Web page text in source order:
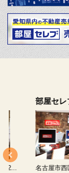
部屋セレブ上
名古屋市西区八筋